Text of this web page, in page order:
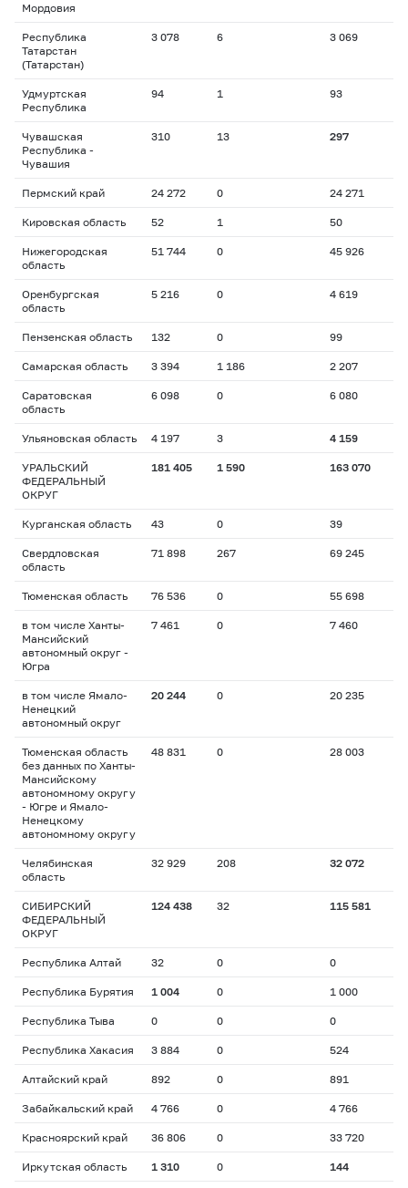
Мордовия
Республика
Татарстан
(Татарстан)
3 078 6 3 069
Удмуртская
Республика
94 1 93
Чувашская
Республика -
Чувашия
310 13 297
Пермский край 24 272 0 24 271
Кировская область 52 1 50
Нижегородская
область
51 744 0 45 926
Оренбургская
область
5 216 0 4 619
Пензенская область 132 0 99
Самарская область 3 394 1 186 2 207
Саратовская
область
6 098 0 6 080
Ульяновская область 4 197 3 4 159
УРАЛЬСКИЙ
ФЕДЕРАЛЬНЫЙ
ОКРУГ
181 405 1 590 163 070
Курганская область 43 0 39
Свердловская
область
71 898 267 69 245
Тюменская область 76 536 0 55 698
в том числе Ханты-
Мансийский
автономный округ -
Югра
7 461 0 7 460
в том числе Ямало-
Ненецкий
автономный округ
20 244 0 20 235
Тюменская область
без данных по Ханты-
Мансийскому
автономному округу
- Югре и Ямало-
Ненецкому
автономному округу
48 831 0 28 003
Челябинская
область
32 929 208 32 072
СИБИРСКИЙ
ФЕДЕРАЛЬНЫЙ
ОКРУГ
124 438 32 115 581
Республика Алтай 32 0 0
Республика Бурятия 1 004 0 1 000
Республика Тыва 0 0 0
Республика Хакасия 3 884 0 524
Алтайский край 892 0 891
Забайкальский край 4 766 0 4 766
Красноярский край 36 806 0 33 720
Иркутская область 1 310 0 144